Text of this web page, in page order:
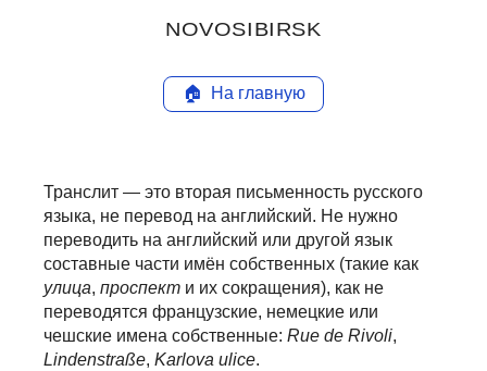
NOVOSIBIRSK
🏠 На главную
Транслит — это вторая письменность русского
языка, не перевод на английский. Не нужно
переводить на английский или другой язык
составные части имён собственных (такие как
улица, проспект и их сокращения), как не
переводятся французские, немецкие или
чешские имена собственные: Rue de Rivoli,
Lindenstraße, Karlova ulice.